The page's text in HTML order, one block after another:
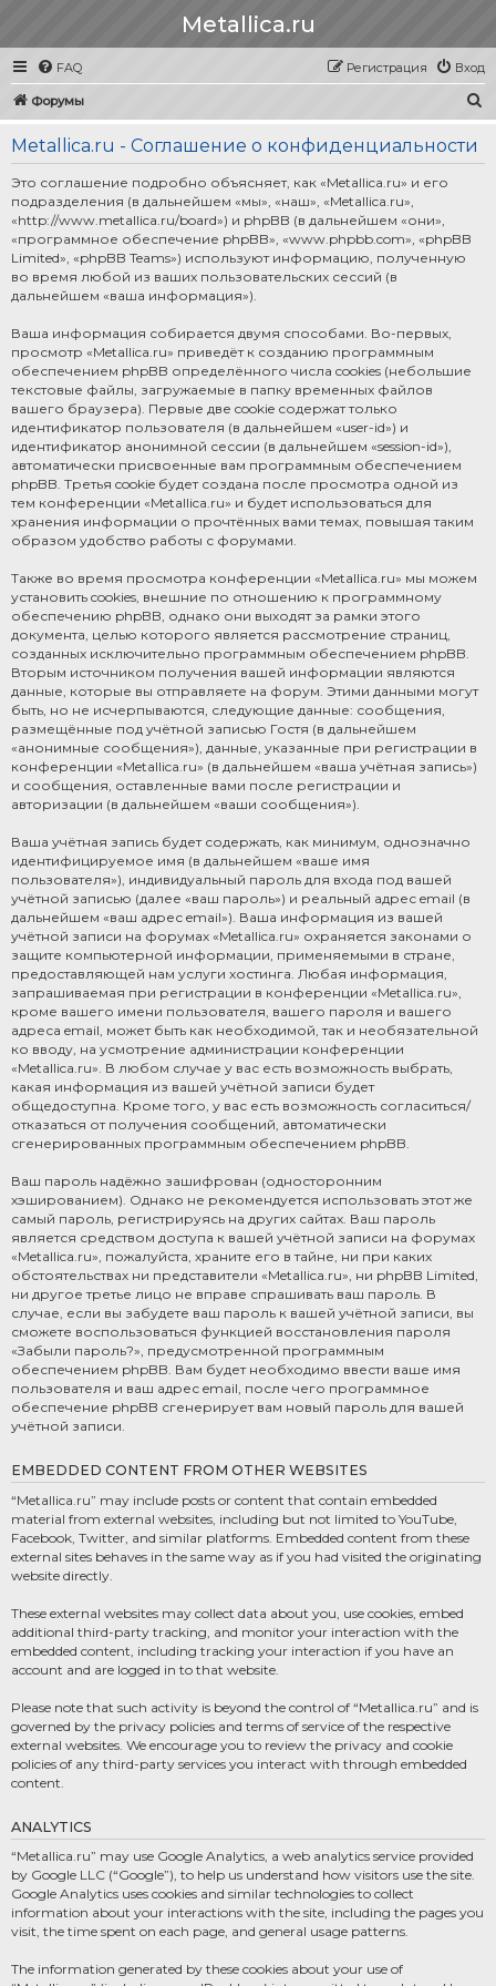
Metallica.ru
FAQ Вход
Регистрация
Форумы
Metallica.ru - Соглашение о конфиденциальности
Это соглашение подробно объясняет, как «Metallica.ru» и его
подразделения (в дальнейшем «мы», «наш», «Metallica.ru»,
«http://www.metallica.ru/board») и phpBB (в дальнейшем «они»,
«программное обеспечение phpBB», «www.phpbb.com», «phpBB
Limited», «phpBB Teams») используют информацию, полученную
во время любой из ваших пользовательских сессий (в
дальнейшем «ваша информация»).
Ваша информация собирается двумя способами. Во-первых,
просмотр «Metallica.ru» приведёт к созданию программным
обеспечением phpBB определённого числа cookies (небольшие
текстовые файлы, загружаемые в папку временных файлов
вашего браузера). Первые две cookie содержат только
идентификатор пользователя (в дальнейшем «user-id») и
идентификатор анонимной сессии (в дальнейшем «session-id»),
автоматически присвоенные вам программным обеспечением
phpBB. Третья cookie будет создана после просмотра одной из
тем конференции «Metallica.ru» и будет использоваться для
хранения информации о прочтённых вами темах, повышая таким
образом удобство работы с форумами.
Также во время просмотра конференции «Metallica.ru» мы можем
установить cookies, внешние по отношению к программному
обеспечению phpBB, однако они выходят за рамки этого
документа, целью которого является рассмотрение страниц,
созданных исключительно программным обеспечением phpBB.
Вторым источником получения вашей информации являются
данные, которые вы отправляете на форум. Этими данными могут
быть, но не исчерпываются, следующие данные: сообщения,
размещённые под учётной записью Гостя (в дальнейшем
«анонимные сообщения»), данные, указанные при регистрации в
конференции «Metallica.ru» (в дальнейшем «ваша учётная запись»)
и сообщения, оставленные вами после регистрации и
авторизации (в дальнейшем «ваши сообщения»).
Ваша учётная запись будет содержать, как минимум, однозначно
идентифицируемое имя (в дальнейшем «ваше имя
пользователя»), индивидуальный пароль для входа под вашей
учётной записью (далее «ваш пароль») и реальный адрес email (в
дальнейшем «ваш адрес email»). Ваша информация из вашей
учётной записи на форумах «Metallica.ru» охраняется законами о
защите компьютерной информации, применяемыми в стране,
предоставляющей нам услуги хостинга. Любая информация,
запрашиваемая при регистрации в конференции «Metallica.ru»,
кроме вашего имени пользователя, вашего пароля и вашего
адреса email, может быть как необходимой, так и необязательной
ко вводу, на усмотрение администрации конференции
«Metallica.ru». В любом случае у вас есть возможность выбрать,
какая информация из вашей учётной записи будет
общедоступна. Кроме того, у вас есть возможность согласиться/
отказаться от получения сообщений, автоматически
сгенерированных программным обеспечением phpBB.
Ваш пароль надёжно зашифрован (односторонним
хэшированием). Однако не рекомендуется использовать этот же
самый пароль, регистрируясь на других сайтах. Ваш пароль
является средством доступа к вашей учётной записи на форумах
«Metallica.ru», пожалуйста, храните его в тайне, ни при каких
обстоятельствах ни представители «Metallica.ru», ни phpBB Limited,
ни другое третье лицо не вправе спрашивать ваш пароль. В
случае, если вы забудете ваш пароль к вашей учётной записи, вы
сможете воспользоваться функцией восстановления пароля
«Забыли пароль?», предусмотренной программным
обеспечением phpBB. Вам будет необходимо ввести ваше имя
пользователя и ваш адрес email, после чего программное
обеспечение phpBB сгенерирует вам новый пароль для вашей
учётной записи.
EMBEDDED CONTENT FROM OTHER WEBSITES
“Metallica.ru” may include posts or content that contain embedded
material from external websites, including but not limited to YouTube,
Facebook, Twitter, and similar platforms. Embedded content from these
external sites behaves in the same way as if you had visited the originating
website directly.
These external websites may collect data about you, use cookies, embed
additional third-party tracking, and monitor your interaction with the
embedded content, including tracking your interaction if you have an
account and are logged in to that website.
Please note that such activity is beyond the control of “Metallica.ru” and is
governed by the privacy policies and terms of service of the respective
external websites. We encourage you to review the privacy and cookie
policies of any third-party services you interact with through embedded
content.
ANALYTICS
“Metallica.ru” may use Google Analytics, a web analytics service provided
by Google LLC (“Google”), to help us understand how visitors use the site.
Google Analytics uses cookies and similar technologies to collect
information about your interactions with the site, including the pages you
visit, the time spent on each page, and general usage patterns.
The information generated by these cookies about your use of